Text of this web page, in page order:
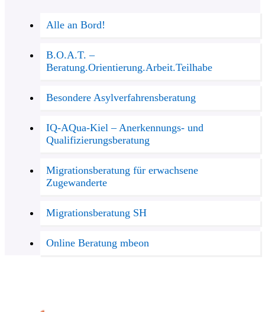
Alle an Bord!
B.O.A.T. –
Beratung.Orientierung.Arbeit.Teilhabe
Besondere Asylverfahrensberatung
IQ-AQua-Kiel – Anerkennungs- und
Qualifizierungsberatung
Migrationsberatung für erwachsene
Zugewanderte
Migrationsberatung SH
Online Beratung mbeon